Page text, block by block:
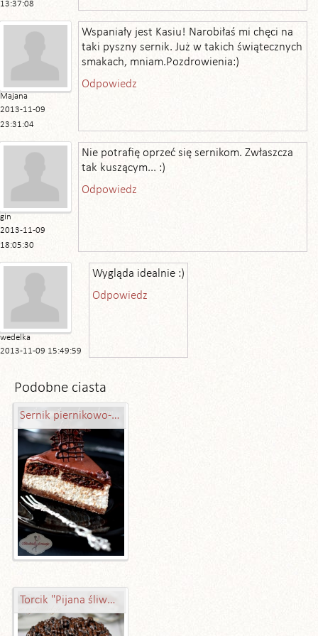
13:37:08
Majana
2013-11-09
23:31:04
Wspaniały jest Kasiu! Narobiłaś mi chęci na
taki pyszny sernik. Już w takich świątecznych
smakach, mniam.Pozdrowienia:)
Odpowiedz
gin
2013-11-09
18:05:30
Nie potrafię oprzeć się sernikom. Zwłaszcza
tak kuszącym... :)
Odpowiedz
wedelka
2013-11-09 15:49:59
Wygląda idealnie :)
Odpowiedz
Podobne ciasta
Sernik piernikowo-karmelowy
Torcik "Pijana śliwka"